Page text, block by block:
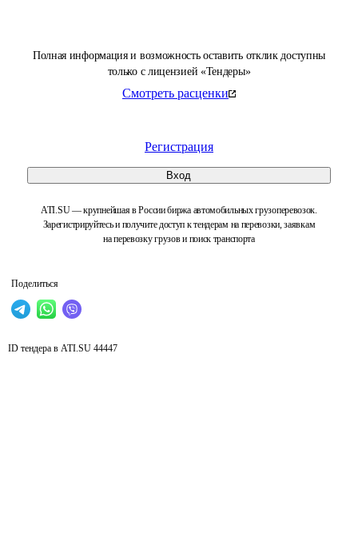
Полная информация и возможность оставить отклик доступны
только с лицензией «Тендеры»
Смотреть расценки
Регистрация
Вход
ATI.SU — крупнейшая в России биржа автомобильных грузоперевозок.
Зарегистрируйтесь и получите доступ к тендерам на перевозки, заявкам
на перевозку грузов и поиск транспорта
Поделиться
ID тендера в ATI.SU 44447